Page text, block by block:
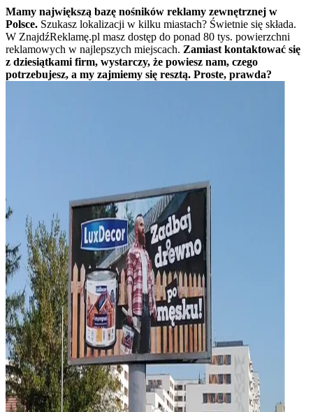
Mamy największą bazę nośników reklamy zewnętrznej w
Polsce. Szukasz lokalizacji w kilku miastach? Świetnie się składa.
W ZnajdźReklamę.pl masz dostęp do ponad 80 tys. powierzchni
reklamowych w najlepszych miejscach. Zamiast kontaktować się
z dziesiątkami firm, wystarczy, że powiesz nam, czego
potrzebujesz, a my zajmiemy się resztą. Proste, prawda?